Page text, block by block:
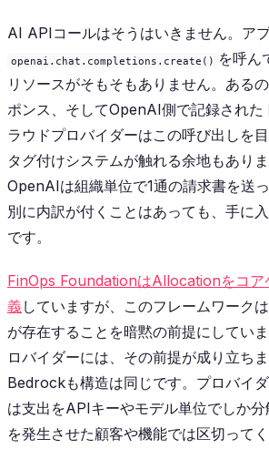
AI APIコールはそうはいきません。ア
openai.chat.completions.create() を呼ん
リソースがそもそもありません。ある
ポンス、そしてOpenAI側で記録された
ラウドプロバイダーはこの呼び出しを
タグ付けシステムが触れる余地もありま
OpenAIは組織単位で1通の請求書を送
別に内訳が付くことはあっても、手に
です。
FinOps FoundationはAllocationをコア
義していますが、このフレームワーク
が存在することを暗黙の前提にしてい
ロバイダーには、その前提が成り立ち
Bedrockも構造は同じです。プロバイ
は支出をAPIキーやモデル単位でしか分
を発生させた顧客や機能では区切って